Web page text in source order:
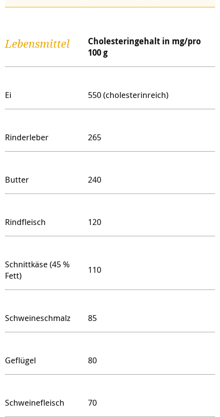
Lebensmittel Cholesteringehalt in mg/pro
100 g
Ei 550 (cholesterinreich)
Rinderleber 265
Butter 240
Rindfleisch 120
Schnittkäse (45 %
Fett)
110
Schweineschmalz 85
Geflügel 80
Schweinefleisch 70